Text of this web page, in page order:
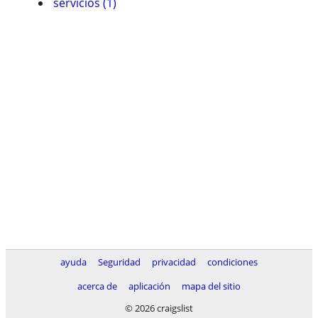
ayuda Seguridad privacidad
condiciones
acerca de
aplicación
mapa del sitio
© 2026 craigslist